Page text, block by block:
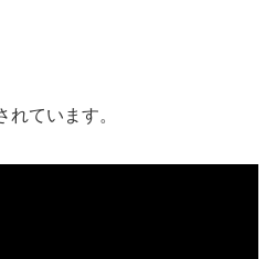
ています。